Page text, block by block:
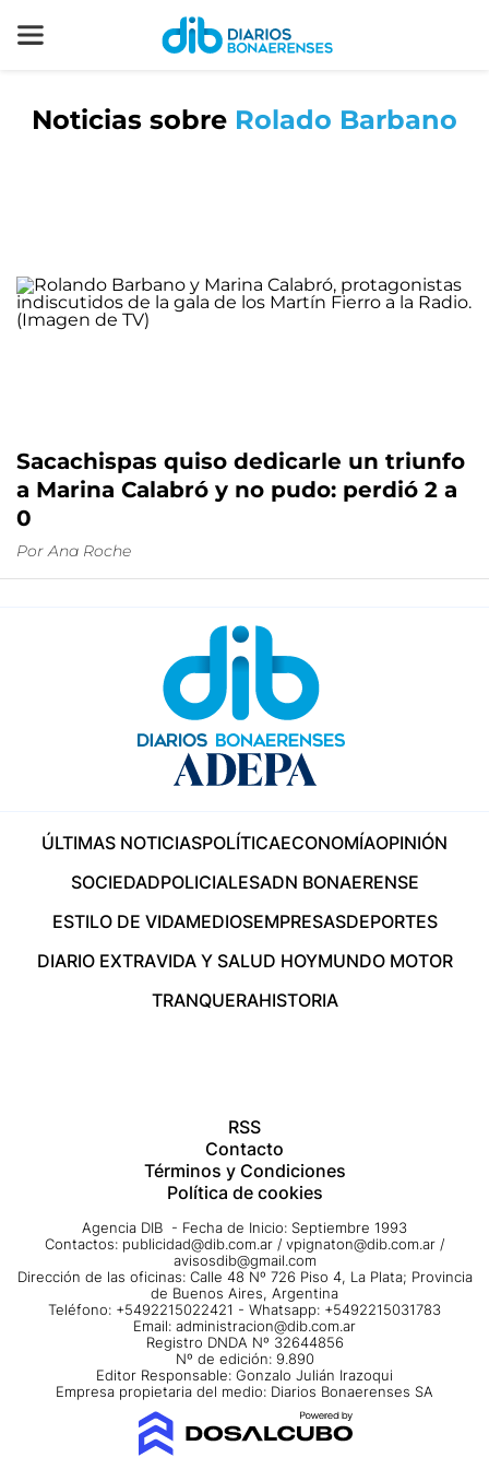
Noticias sobre Rolado Barbano
Sacachispas quiso dedicarle un triunfo
a Marina Calabró y no pudo: perdió 2 a
0
Por Ana Roche
ÚLTIMAS NOTICIASPOLÍTICAECONOMÍAOPINIÓN
SOCIEDADPOLICIALESADN BONAERENSE
ESTILO DE VIDAMEDIOSEMPRESASDEPORTES
DIARIO EXTRAVIDA Y SALUD HOYMUNDO MOTOR
TRANQUERAHISTORIA
RSS
Contacto
Términos y Condiciones
Política de cookies
Agencia DIB - Fecha de Inicio: Septiembre 1993
Contactos: publicidad@dib.com.ar / vpignaton@dib.com.ar /
avisosdib@gmail.com
Dirección de las oficinas: Calle 48 Nº 726 Piso 4, La Plata; Provincia
de Buenos Aires, Argentina
Teléfono: +5492215022421 - Whatsapp: +5492215031783
Email: administracion@dib.com.ar
Registro DNDA Nº 32644856
Nº de edición: 9.890
Editor Responsable: Gonzalo Julián Irazoqui
Empresa propietaria del medio: Diarios Bonaerenses SA